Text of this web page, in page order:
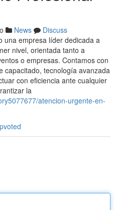
News
Discuss
una empresa líder dedicada a
nivel, orientada tanto a
o empresas. Contamos con
capacitado, tecnología avanzada
con eficiencia ante cualquier
la
atencion-urgente-en-